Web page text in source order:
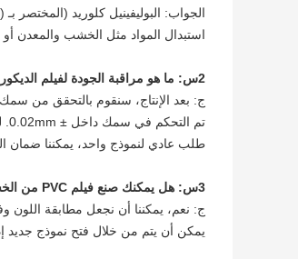
الجواب: البوليفينيل كلوريد
استبدال المواد مثل الخشب والمعدن أو
2س: ما هو مراقبة الجودة لفيلم الديكور الخاص بك؟
ج: بعد الإنتاج، سنقوم بالتحقق من
تم التحكم في سمك داخل ± 0.02mm. لكل طلب، وسوف نحتفظ العينة. عندما العميل لديه
طلب عادي لنموذج واحد، يمكننا ضمان
3س: هل يمكنك صنع فيلم PVC من الخشب حسب عينة لدينا؟
ج: نعم، يمكننا أن نجعل مطابقة اللون
يمكن أن يتم من خلال فتح نموذج جديد